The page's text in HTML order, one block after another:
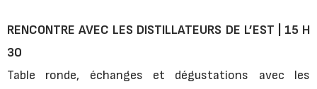
RENCONTRE AVEC LES DISTILLATEURS DE L’EST | 15 H
30
Table ronde, échanges et dégustations avec les